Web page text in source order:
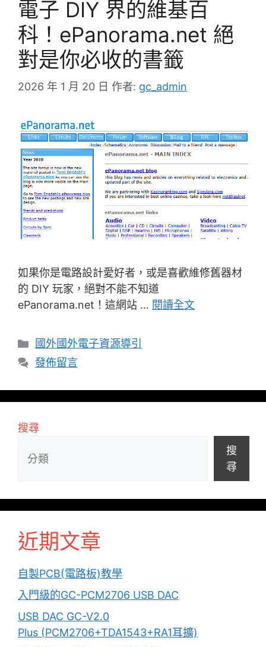
電子 DIY 界的維基百
科！ePanorama.net 絕
對是你必收的書籤
2026 年 1 月 20 日 作者: gc_admin
如果你是電路設計愛好者，或是喜歡維修舊器材
的 DIY 玩家，絕對不能不知道
ePanorama.net！這網站 … 閱讀全文
分
類
國外國外電子資源導引
發佈留言
搜尋
搜
尋
近期文章
自製PCB(電路板)教學
入門級的GC-PCM2706 USB DAC
USB DAC GC-V2.0
Plus (PCM2706+TDA1543+RA1耳擴)